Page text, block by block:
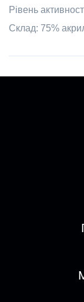
Рівень
Склад: 75%